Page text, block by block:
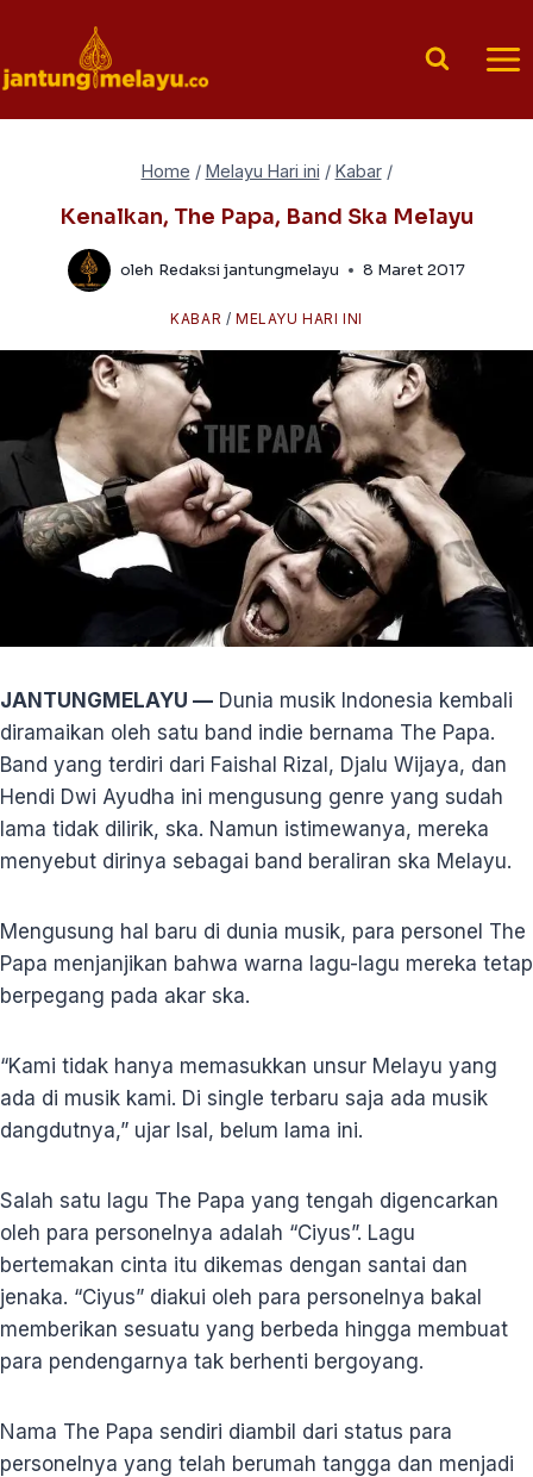
content
Home / Melayu Hari ini / Kabar /
Kenalkan, The Papa, Band Ska Melayu
oleh Redaksi jantungmelayu 8 Maret 2017
KABAR / MELAYU HARI INI
JANTUNGMELAYU — Dunia musik Indonesia kembali
diramaikan oleh satu band indie bernama The Papa.
Band yang terdiri dari Faishal Rizal, Djalu Wijaya, dan
Hendi Dwi Ayudha ini mengusung genre yang sudah
lama tidak dilirik, ska. Namun istimewanya, mereka
menyebut dirinya sebagai band beraliran ska Melayu.
Mengusung hal baru di dunia musik, para personel The
Papa menjanjikan bahwa warna lagu-lagu mereka tetap
berpegang pada akar ska.
“Kami tidak hanya memasukkan unsur Melayu yang
ada di musik kami. Di single terbaru saja ada musik
dangdutnya,” ujar Isal, belum lama ini.
Salah satu lagu The Papa yang tengah digencarkan
oleh para personelnya adalah “Ciyus”. Lagu
bertemakan cinta itu dikemas dengan santai dan
jenaka. “Ciyus” diakui oleh para personelnya bakal
memberikan sesuatu yang berbeda hingga membuat
para pendengarnya tak berhenti bergoyang.
Nama The Papa sendiri diambil dari status para
personelnya yang telah berumah tangga dan menjadi